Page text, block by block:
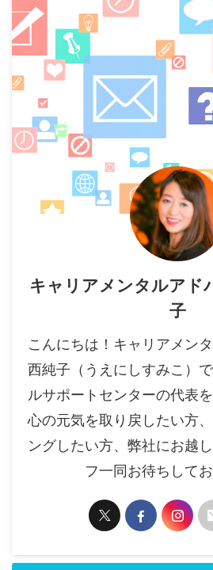
キャリアメンタルアド
子
こんにちは！キャリアメン
西純子（うえにしすみこ）
ルサポートセンターの代表
心の元気を取り戻したい方
ングしたい方、弊社にお越
フ一同お待ちしてお